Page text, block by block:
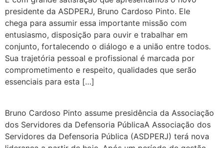
presidente da ASDPERJ, Bruno Cardoso Pinto. Ele
chega para assumir essa importante missão com
entusiasmo, disposição para ouvir e trabalhar em
conjunto, fortalecendo o diálogo e a união entre todos.
Sua trajetória pessoal e profissional é marcada por
comprometimento e respeito, qualidades que serão
essenciais para esta […]
Bruno Cardoso Pinto assume presidência da Associação
dos Servidores da Defensoria PúblicaA Associação dos
Servidores da Defensoria Pública (ASDPERJ) terá nova